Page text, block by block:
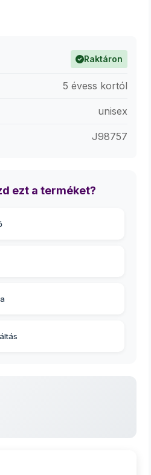
Raktáron
5 évess kortól
unisex
J98757
ezt a terméket?